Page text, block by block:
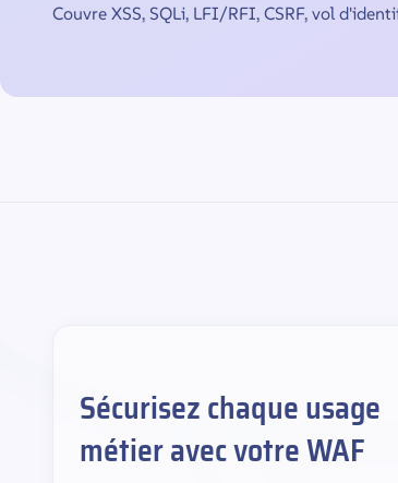
Couvre XSS, SQLi, LFI/RFI, CSRF, vol
Sécurisez chaque usage
métier avec votre WAF